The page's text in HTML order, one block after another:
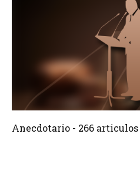
Crear
Anecdotario - 266 articulos